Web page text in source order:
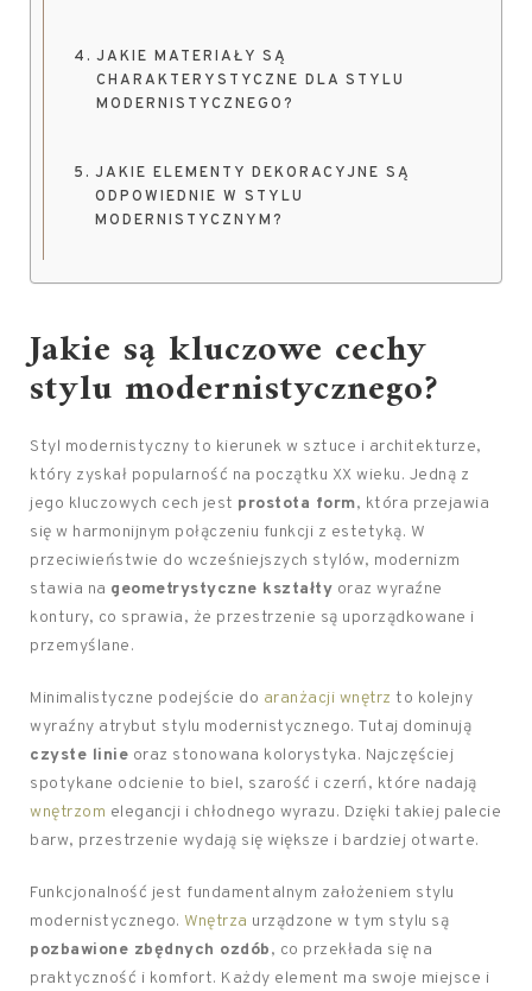
JAKIE MATERIAŁY SĄ
CHARAKTERYSTYCZNE DLA STYLU
MODERNISTYCZNEGO?
JAKIE ELEMENTY DEKORACYJNE SĄ
ODPOWIEDNIE W STYLU
MODERNISTYCZNYM?
Jakie są kluczowe cechy
stylu modernistycznego?
Styl modernistyczny to kierunek w sztuce i architekturze,
który zyskał popularność na początku XX wieku. Jedną z
jego kluczowych cech jest prostota form, która przejawia
się w harmonijnym połączeniu funkcji z estetyką. W
przeciwieństwie do wcześniejszych stylów, modernizm
stawia na geometrystyczne kształty oraz wyraźne
kontury, co sprawia, że przestrzenie są uporządkowane i
przemyślane.
Minimalistyczne podejście do aranżacji wnętrz to kolejny
wyraźny atrybut stylu modernistycznego. Tutaj dominują
czyste linie oraz stonowana kolorystyka. Najczęściej
spotykane odcienie to biel, szarość i czerń, które nadają
wnętrzom elegancji i chłodnego wyrazu. Dzięki takiej palecie
barw, przestrzenie wydają się większe i bardziej otwarte.
Funkcjonalność jest fundamentalnym założeniem stylu
modernistycznego. Wnętrza urządzone w tym stylu są
pozbawione zbędnych ozdób, co przekłada się na
praktyczność i komfort. Każdy element ma swoje miejsce i